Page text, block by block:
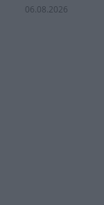
06.08.2026